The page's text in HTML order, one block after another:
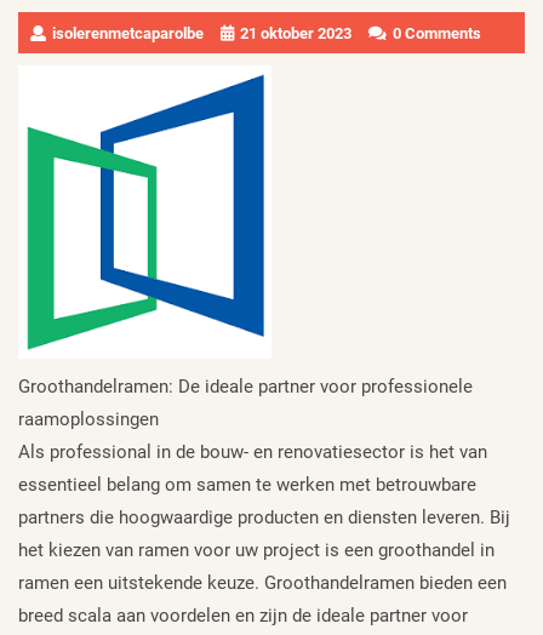
isolerenmetcaparolbe 21 oktober 2023 0 Comments
Groothandelramen: De ideale partner voor professionele
raamoplossingen
Als professional in de bouw- en renovatiesector is het van
essentieel belang om samen te werken met betrouwbare
partners die hoogwaardige producten en diensten leveren. Bij
het kiezen van ramen voor uw project is een groothandel in
ramen een uitstekende keuze. Groothandelramen bieden een
breed scala aan voordelen en zijn de ideale partner voor